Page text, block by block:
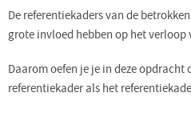
De referentiekaders van de
grote invloed hebben op het verloop
Daarom oefen je je in deze
referentiekader als het